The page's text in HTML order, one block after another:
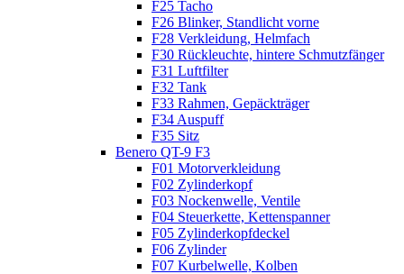
F25 Tacho
F26 Blinker, Standlicht vorne
F28 Verkleidung, Helmfach
F30 Rückleuchte, hintere Schmutzfänger
F31 Luftfilter
F32 Tank
F33 Rahmen, Gepäckträger
F34 Auspuff
F35 Sitz
Benero QT-9 F3
F01 Motorverkleidung
F02 Zylinderkopf
F03 Nockenwelle, Ventile
F04 Steuerkette, Kettenspanner
F05 Zylinderkopfdeckel
F06 Zylinder
F07 Kurbelwelle, Kolben